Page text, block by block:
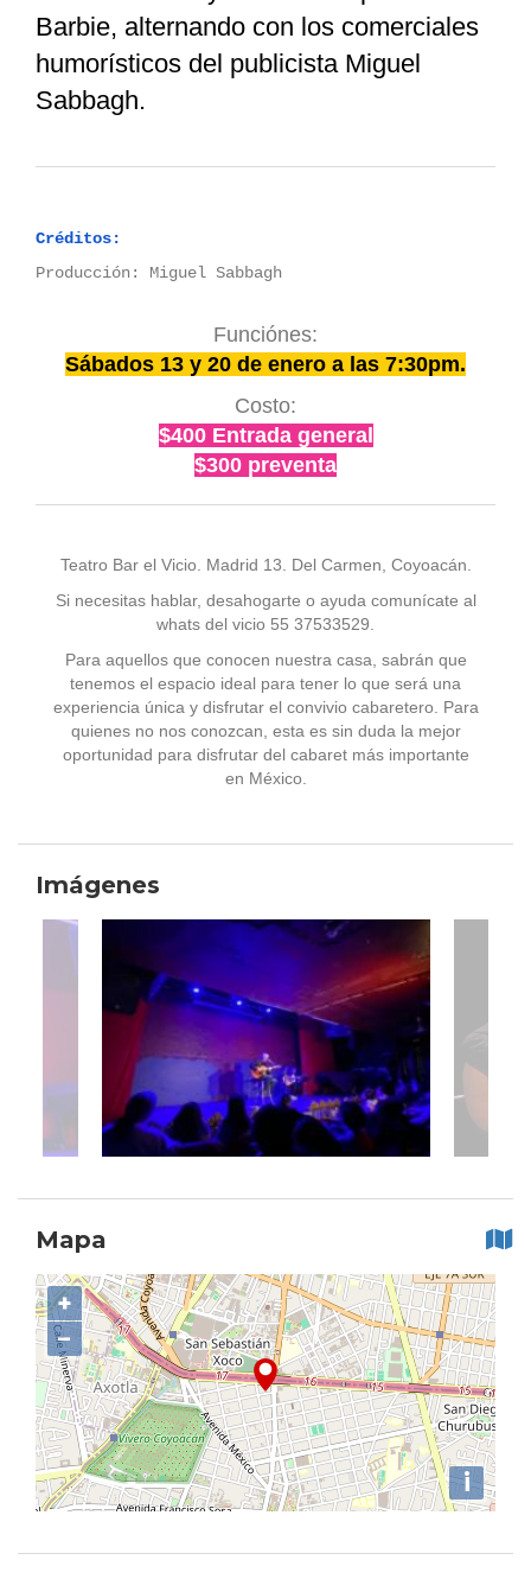
Barbie, alternando con los comerciales
humorísticos del publicista Miguel
Sabbagh.
Créditos:
Producción: Miguel Sabbagh
Funciónes:
Sábados 13 y 20 de enero a las 7:30pm.
Costo:
$400 Entrada general
$300 preventa
Teatro Bar el Vicio. Madrid 13. Del Carmen, Coyoacán.
Si necesitas hablar, desahogarte o ayuda comunícate al
whats del vicio 55 37533529.
Para aquellos que conocen nuestra casa, sabrán que
tenemos el espacio ideal para tener lo que será una
experiencia única y disfrutar el convivio cabaretero. Para
quienes no nos conozcan, esta es sin duda la mejor
oportunidad para disfrutar del cabaret más importante
en México.
Imágenes
Mapa
+
−
i